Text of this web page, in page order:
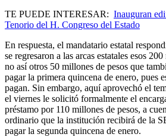
TE PUEDE INTERESAR: Inauguran
Tenorio del H. Congreso del Estado
En respuesta, el mandatario estatal
se regresaron a las arcas estatales esos
no así otros 50 millones de pesos que
pagar la primera quincena de enero, pues
pagan. Sin embargo, aquí aprovechó el
el viernes le solicitó formalmente el
préstamo por 110 millones de pesos, a
ordinario que la institución recibirá de la
pagar la segunda quincena de enero.